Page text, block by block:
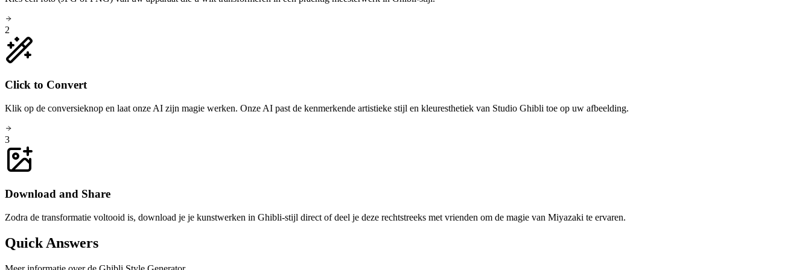
2
Click to Convert
Klik op de conversieknop en laat onze AI zijn magie werken. Onze AI past de kenmerkende artistieke stijl en kleuresthetiek van Studio Ghibli toe op uw afbeelding.
3
Download and Share
Zodra de transformatie voltooid is, download je je kunstwerken in Ghibli-stijl direct of deel je deze rechtstreeks met vrienden om de magie van Miyazaki te ervaren.
Quick Answers